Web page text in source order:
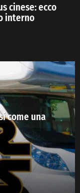
cinese: ecco
interno
come una